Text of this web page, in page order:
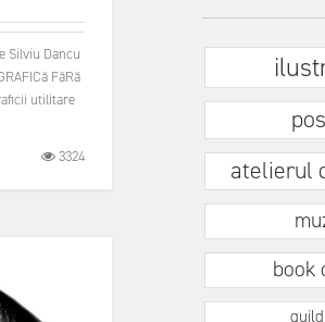
Silviu Dancu
FăRă
utilitare
3324
atelierul
book